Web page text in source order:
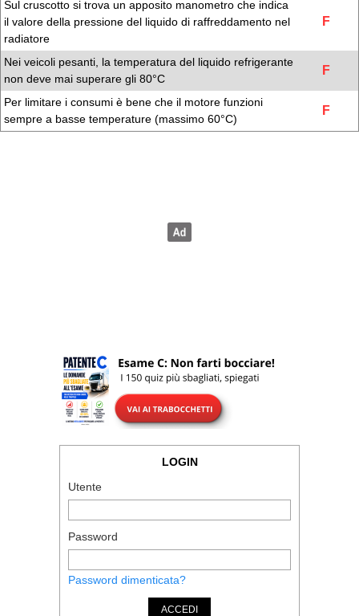
Sul cruscotto si trova un apposito manometro che indica
il valore della pressione del liquido di raffreddamento nel
radiatore
F
Nei veicoli pesanti, la temperatura del liquido refrigerante
non deve mai superare gli 80°C
F
Per limitare i consumi è bene che il motore funzioni
sempre a basse temperature (massimo 60°C)
F
LOGIN
Utente
Password
Password dimenticata?
ACCEDI